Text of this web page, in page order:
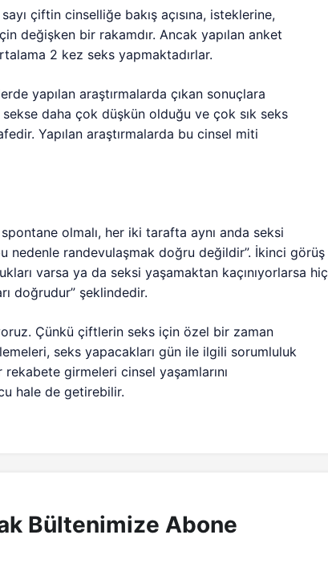
çiftin cinselliğe bakış açısına, isteklerine,
değişken bir rakamdır. Ancak yapılan anket
2 kez seks yapmaktadırlar.
yapılan araştırmalarda çıkan sonuçlara
daha çok düşkün olduğu ve çok sık seks
Yapılan araştırmalarda bu cinsel miti
olmalı, her iki tarafta aynı anda seksi
nedenle randevulaşmak doğru değildir”. İkinci görüş
varsa ya da seksi yaşamaktan kaçınıyorlarsa hiç
doğrudur” şeklindedir.
Çünkü çiftlerin seks için özel bir zaman
seks yapacakları gün ile ilgili sorumluluk
girmeleri cinsel yaşamlarını
hale de getirebilir.
Bültenimize Abone